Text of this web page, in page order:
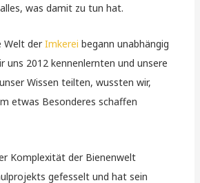
was damit zu tun hat.
Welt derImkerei begann unabhängig
uns 2012 kennenlernten und unsere
Wissen teilten, wussten wir,
etwas Besonderes schaffen
Komplexität der Bienenwelt
gefesselt und hat sein